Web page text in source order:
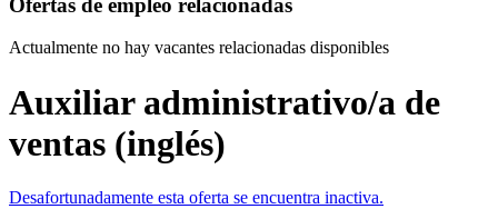
Actualmente no hay vacantes relacionadas disponibles
Auxiliar administrativo/a de
ventas (inglés)
Desafortunadamente esta oferta se encuentra inactiva.